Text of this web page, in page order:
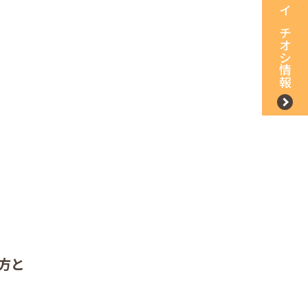
イチオシ情報
と